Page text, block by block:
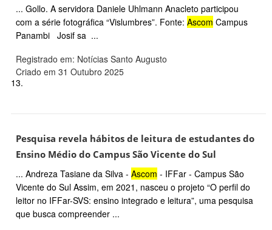
... Gollo. A servidora Daniele Uhlmann Anacleto participou
com a série fotográfica “Vislumbres”. Fonte: Ascom Campus
Panambi Josif sa ...
Registrado em: Notícias Santo Augusto
Criado em 31 Outubro 2025
13.
Pesquisa revela hábitos de leitura de estudantes do
Ensino Médio do Campus São Vicente do Sul
... Andreza Tasiane da Silva - Ascom - IFFar - Campus São
Vicente do Sul Assim, em 2021, nasceu o projeto “O perfil do
leitor no IFFar-SVS: ensino integrado e leitura”, uma pesquisa
que busca compreender ...